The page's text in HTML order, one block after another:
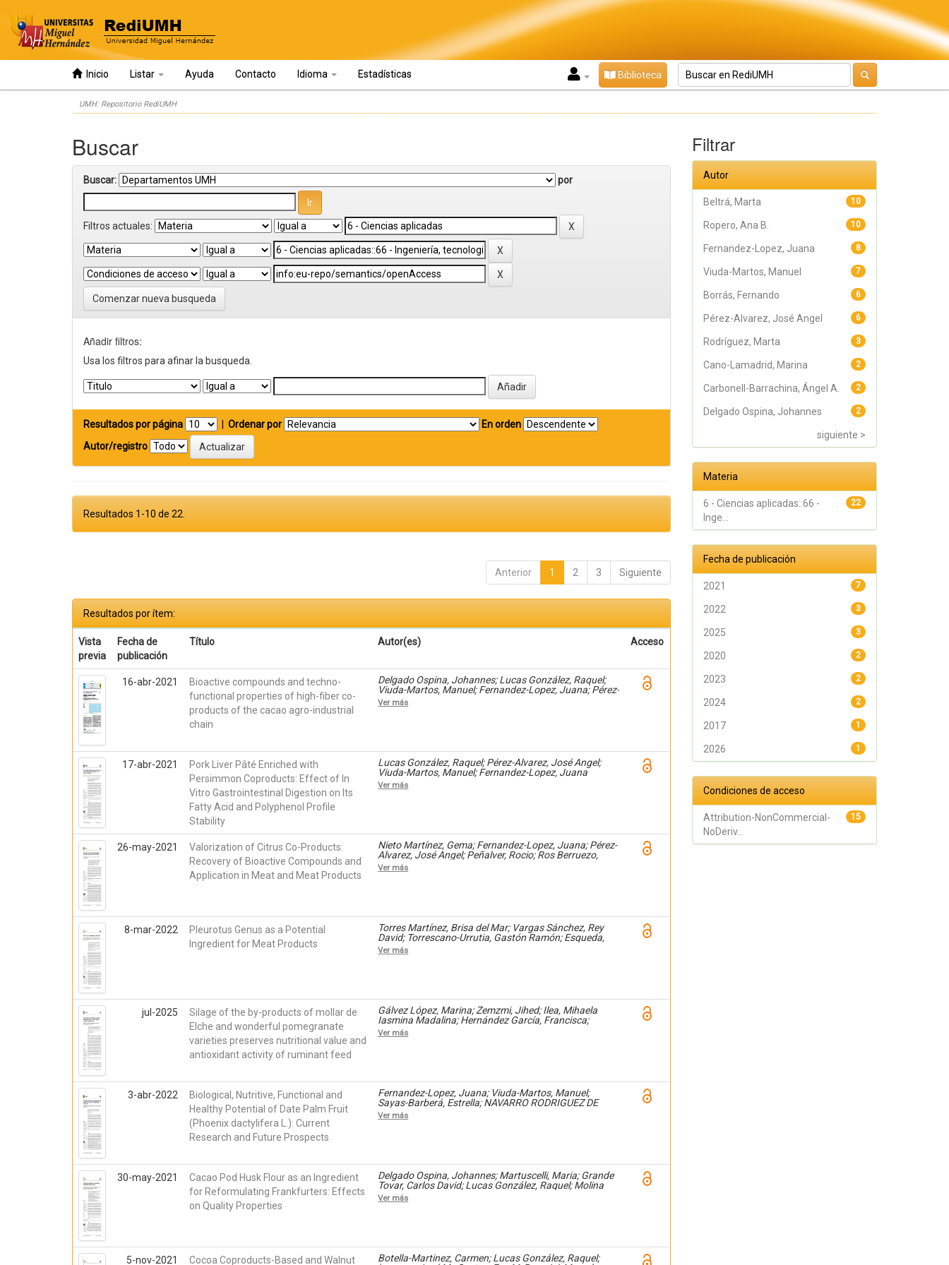
Inicio Listar Ayuda Contacto Idioma Estadísticas Biblioteca
UMH: Repositorio RediUMH
Buscar
Buscar: por
Filtros actuales:
Comenzar nueva busqueda
Añadir filtros:
Usa los filtros para afinar la busqueda.
Resultados por página Ordenar por
En orden
Autor/registro
Resultados 1-10 de 22.
Anterior 1 2 3 Siguiente
Resultados por ítem:
Vista
previa
Fecha de
publicación
Título Autor(es) Acceso
16-abr-2021
Bioactive compounds and techno-
functional properties of high-fiber co-
products of the cacao agro-industrial
chain
Delgado Ospina, Johannes; Lucas González, Raquel;
Viuda-Martos, Manuel; Fernandez-Lopez, Juana; Pérez-
Alvarez, José Angel; Martuscelli, Maria; Chaves Lopez,
Clemencia
Ver más
17-abr-2021
Pork Liver Pâté Enriched with
Persimmon Coproducts: Effect of In
Vitro Gastrointestinal Digestion on Its
Fatty Acid and Polyphenol Profile
Stability
Lucas González, Raquel; Pérez-Alvarez, José Angel;
Viuda-Martos, Manuel; Fernandez-Lopez, Juana
Ver más
26-may-2021
Valorization of Citrus Co-Products:
Recovery of Bioactive Compounds and
Application in Meat and Meat Products
Nieto Martínez, Gema; Fernandez-Lopez, Juana; Pérez-
Alvarez, José Angel; Peñalver, Rocio; Ros Berruezo,
Gaspar; Viuda-Martos, Manuel
Ver más
8-mar-2022
Pleurotus Genus as a Potential
Ingredient for Meat Products
Torres Martínez, Brisa del Mar; Vargas Sánchez, Rey
David; Torrescano-Urrutia, Gastón Ramón; Esqueda,
Martin; Rodriguez-Carpena, Javier-German; Fernandez-
Lopez, Juana; Pérez-Alvarez, José Angel; Sánchez-
Ver más
jul-2025
Silage of the by-products of mollar de
Elche and wonderful pomegranate
varieties preserves nutritional value and
antioxidant activity of ruminant feed
Gálvez López, Marina; Zemzmi, Jihed; Ilea, Mihaela
Iasmina Madalina; Hernández García, Francisca;
Rodríguez, Martín; Díaz Sánchez, José Ramón; Romero,
Gema
Ver más
3-abr-2022
Biological, Nutritive, Functional and
Healthy Potential of Date Palm Fruit
(Phoenix dactylifera L.): Current
Research and Future Prospects
Fernandez-Lopez, Juana; Viuda-Martos, Manuel;
Sayas-Barberá, Estrella; NAVARRO RODRIGUEZ DE
VERA, CASILDA; Pérez-Alvarez, José Angel
Ver más
30-may-2021
Cacao Pod Husk Flour as an Ingredient
for Reformulating Frankfurters: Effects
on Quality Properties
Delgado Ospina, Johannes; Martuscelli, Maria; Grande
Tovar, Carlos David; Lucas González, Raquel; Molina
Hernandez , Junior Bernardo ; Viuda-Martos, Manuel;
Fernandez-Lopez, Juana; Pérez-Alvarez, José Angel;
Ver más
5-nov-2021 Cocoa Coproducts-Based and Walnut
Botella-Martinez, Carmen; Lucas González, Raquel;
Filtrar
Autor
10
Beltrá, Marta
10
Ropero, Ana B.
8
Fernandez-Lopez, Juana
7
Viuda-Martos, Manuel
6
Borrás, Fernando
6
Pérez-Alvarez, José Angel
3
Rodríguez, Marta
2
Cano-Lamadrid, Marina
2
Carbonell-Barrachina, Ángel A.
2
Delgado Ospina, Johannes
siguiente >
Materia
22
6 - Ciencias aplicadas::66 -
Inge...
Fecha de publicación
7
2021
3
2022
3
2025
2
2020
2
2023
2
2024
1
2017
1
2026
Condiciones de acceso
15
Attribution-NonCommercial-
NoDeriv...